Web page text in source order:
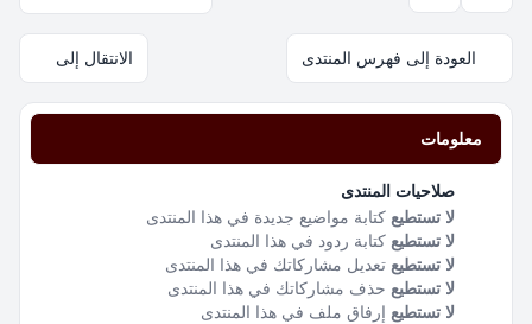
العودة إلى فهرس المنتدى الانتقال إلى
معلومات
صلاحيات المنتدى
لا تستطيع كتابة مواضيع جديدة في هذا المنتدى
لا تستطيع كتابة ردود في هذا المنتدى
لا تستطيع تعديل مشاركاتك في هذا المنتدى
لا تستطيع حذف مشاركاتك في هذا المنتدى
لا تستطيع إرفاق ملف في هذا المنتدى